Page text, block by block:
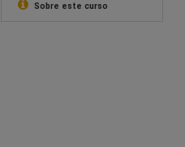
Sobre este curso